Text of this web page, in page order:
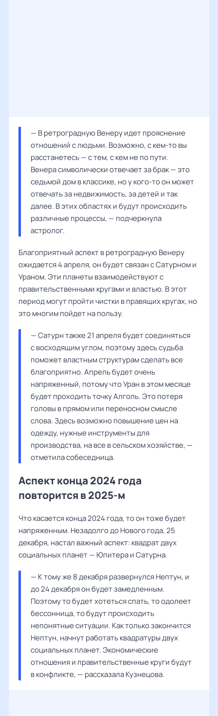
— В ретроградную Венеру идет прояснение
отношений с людьми. Возможно, с кем-то вы
расстанетесь — с тем, с кем не по пути.
Венера символически отвечает за брак — это
седьмой дом в классике, но у кого-то он может
отвечать за недвижимость, за детей и так
далее. В этих областях и будут происходить
различные процессы, — подчеркнула
астролог.
Благоприятный аспект в ретроградную Венеру
ожидается 4 апреля, он будет связан с Сатурном и
Ураном. Эти планеты взаимодействуют с
правительственными кругами и властью. В этот
период могут пройти чистки в правящих кругах, но
это многим пойдет на пользу.
— Сатурн также 21 апреля будет соединяться
с восходящим углом, поэтому здесь судьба
поможет властным структурам сделать все
благоприятно. Апрель будет очень
напряженный, потому что Уран в этом месяце
будет проходить точку Алголь. Это потеря
головы в прямом или переносном смысле
слова. Здесь возможно повышение цен на
одежду, нужные инструменты для
производства, на все в сельском хозяйстве, —
отметила собеседница.
Аспект конца 2024 года
повторится в 2025-м
Что касается конца 2024 года, то он тоже будет
напряженным. Незадолго до Нового года, 25
декабря, настал важный аспект: квадрат двух
социальных планет — Юпитера и Сатурна.
— К тому же 8 декабря развернулся Нептун, и
до 24 декабря он будет замедленным.
Поэтому то будет хотеться спать, то одолеет
бессонница, то будут происходить
непонятные ситуации. Как только закончится
Нептун, начнут работать квадратуры двух
социальных планет. Экономические
отношения и правительственные круги будут
в конфликте, — рассказала Кузнецова.